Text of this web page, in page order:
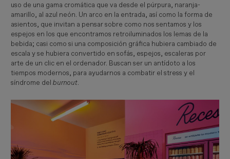
uso de una gama cromática que va desde el púrpura, naranja-
amarillo, al azul neón. Un arco en la entrada, así como la forma de
asientos, que invitan a pensar sobre como nos sentamos y los
espejos en los que encontramos retroiluminados los lemas de la
bebida; casi como si una composición gráfica hubiera cambiado de
escala y se hubiera convertido en sofás, espejos, escaleras por
arte de un clic en el ordenador. Buscan ser un antídoto a los
tiempos modernos, para ayudarnos a combatir el stress y el
síndrome delburnout.